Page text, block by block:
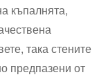
къпалнята,
така⁢ стените
предпазени от